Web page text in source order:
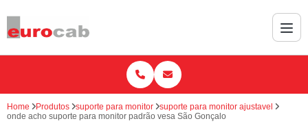
Home Produtos suporte para monitor
suporte para monitor ajustavel
onde acho suporte para monitor padrão vesa São Gonçalo